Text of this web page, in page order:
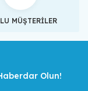
MÜŞTERİLER
Olun!